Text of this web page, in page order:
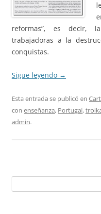
reformas”, es decir,
trabajadoras a la
conquistas.
Sigue leyendo →
Esta entrada se publicó en
con enseñanza, Portugal,
admin.